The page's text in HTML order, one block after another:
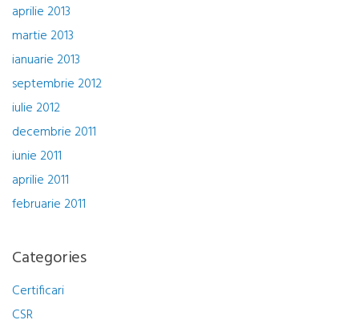
aprilie 2013
martie 2013
ianuarie 2013
septembrie 2012
iulie 2012
decembrie 2011
iunie 2011
aprilie 2011
februarie 2011
Categories
Certificari
CSR